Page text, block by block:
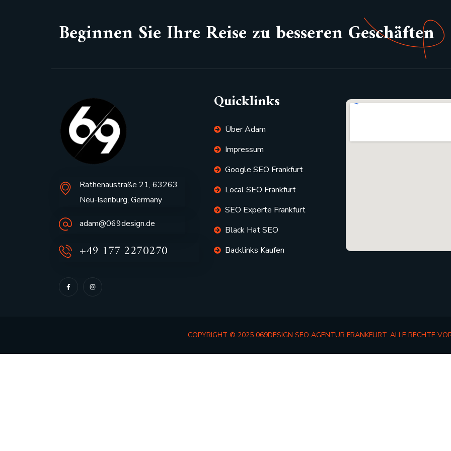
Beginnen Sie Ihre Reise zu besseren Geschäften
Rathenaustraße 21, 63263
Neu-Isenburg, Germany
adam@069design.de
+49 177 2270270
Quicklinks
Über Adam
Impressum
Google SEO Frankfurt
Local SEO Frankfurt
SEO Experte Frankfurt
Black Hat SEO
Backlinks Kaufen
COPYRIGHT © 2025 069DESIGN SEO AGENTUR FRANKFURT. ALLE RECHTE